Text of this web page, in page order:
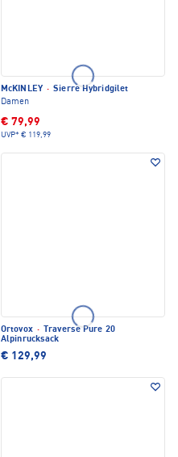
McKINLEY · Sierre Hybridgilet
Damen
€ 79,99
UVP* € 119,99
Ortovox ·
Traverse Pure 20
Alpinrucksack
€ 129,99